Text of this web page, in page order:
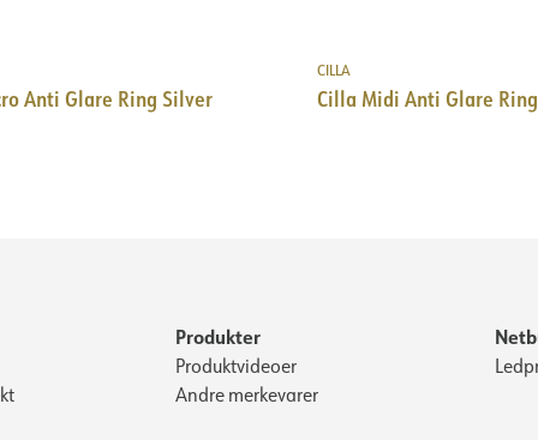
Anti Glare Ring Silver
CILLA
Cilla Midi Anti Glare
Produkter
Produktvideoer
Andre merkevarer